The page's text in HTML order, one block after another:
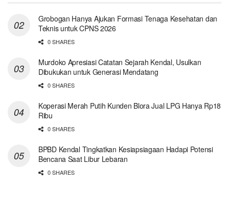
Grobogan Hanya Ajukan Formasi Tenaga Kesehatan dan
Teknis untuk CPNS 2026
0 SHARES
Murdoko Apresiasi Catatan Sejarah Kendal, Usulkan
Dibukukan untuk Generasi Mendatang
0 SHARES
Koperasi Merah Putih Kunden Blora Jual LPG Hanya Rp18
Ribu
0 SHARES
BPBD Kendal Tingkatkan Kesiapsiagaan Hadapi Potensi
Bencana Saat Libur Lebaran
0 SHARES